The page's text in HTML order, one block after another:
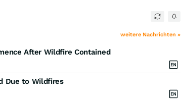
weitere Nachrichten »
After Wildfire Contained
Due to Wildfires